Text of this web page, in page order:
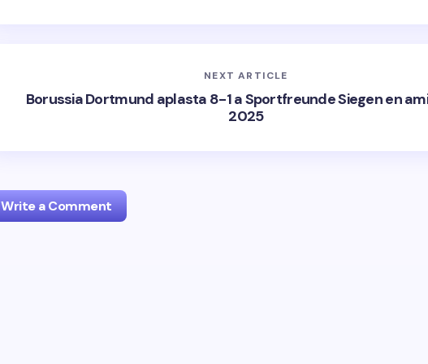
NEXT ARTICLE
Borussia Dortmund aplasta 8-1 a Sportfreunde Siegen en
2025
Write a Comment